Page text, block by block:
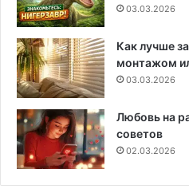
03.03.2026
Как лучше
монтажом
03.03.2026
Любовь на
советов
02.03.2026